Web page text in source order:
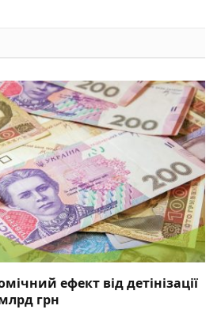
ефект від детінізації
грн